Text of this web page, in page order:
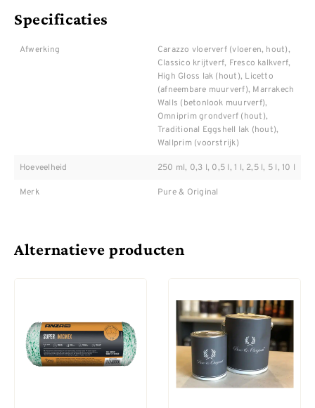
Specificaties
Afwerking
Carazzo vloerverf (vloeren, hout),
Classico krijtverf, Fresco kalkverf,
High Gloss lak (hout), Licetto
(afneembare muurverf), Marrakech
Walls (betonlook muurverf),
Omniprim grondverf (hout),
Traditional Eggshell lak (hout),
Wallprim (voorstrijk)
Hoeveelheid 250 ml, 0,3 l, 0,5 l, 1 l, 2,5 l, 5 l, 10 l
Merk Pure & Original
Alternatieve producten